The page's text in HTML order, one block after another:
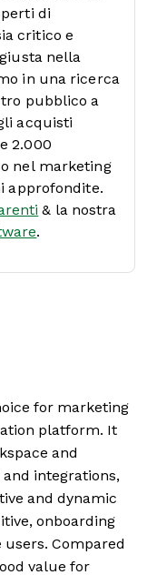
di
critico e
nella
in una ricerca
pubblico a
acquisti
2.000
nel marketing
approfondite.
& la nostra
.
for marketing
platform. It
and
integrations,
and dynamic
onboarding
Compared
value for